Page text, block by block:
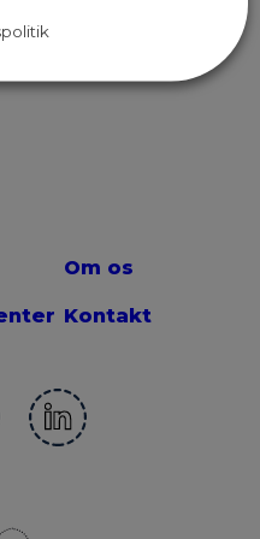
Om os
Kontakt